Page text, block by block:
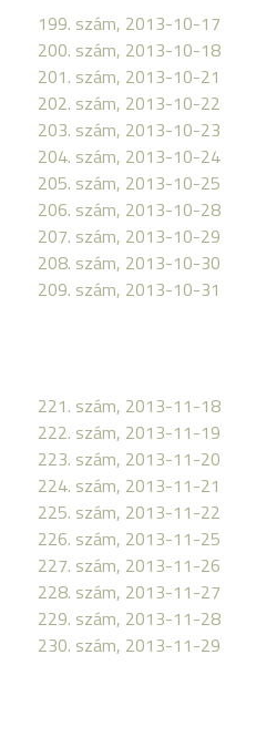
199. szám, 2013-10-17
200. szám, 2013-10-18
201. szám, 2013-10-21
202. szám, 2013-10-22
203. szám, 2013-10-23
204. szám, 2013-10-24
205. szám, 2013-10-25
206. szám, 2013-10-28
207. szám, 2013-10-29
208. szám, 2013-10-30
209. szám, 2013-10-31
221. szám, 2013-11-18
222. szám, 2013-11-19
223. szám, 2013-11-20
224. szám, 2013-11-21
225. szám, 2013-11-22
226. szám, 2013-11-25
227. szám, 2013-11-26
228. szám, 2013-11-27
229. szám, 2013-11-28
230. szám, 2013-11-29